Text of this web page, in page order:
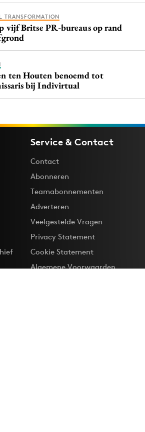
TRANSFORMATION
vijf Britse PR-bureaus op rand
ten Houten benoemd tot
bij Indivirtual
Service & Contact
Contact
Abonneren
Teamabonnementen
Adverteren
Veelgestelde Vragen
Privacy Statement
Cookie Statement
Algemene Voorwaarden